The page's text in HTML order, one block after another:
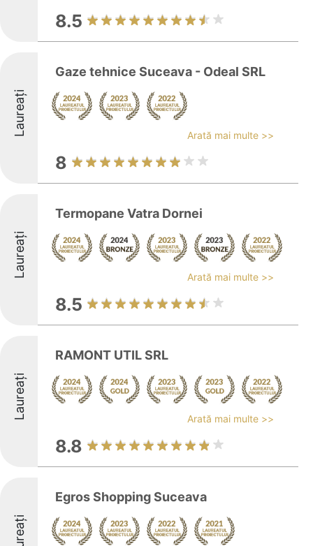
8.5
Laureați
Gaze tehnice Suceava - Odeal SRL
Arată mai multe >>
8
Laureați
Termopane Vatra Dornei
Arată mai multe >>
8.5
Laureați
RAMONT UTIL SRL
Arată mai multe >>
8.8
Egros Shopping Suceava